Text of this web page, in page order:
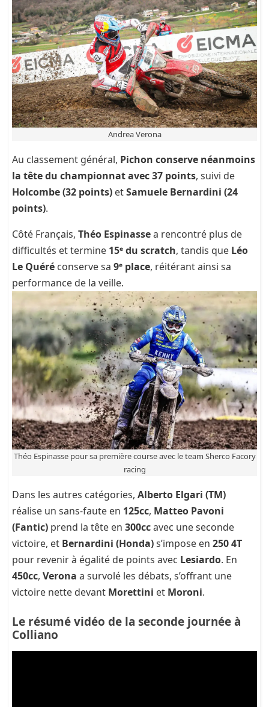
Andrea Verona
Au classement général, Pichon conserve néanmoins
la tête du championnat avec 37 points, suivi de
Holcombe (32 points) etSamuele Bernardini (24
points).
Côté Français, Théo Espinassea rencontré plus de
difficultés et termine 15ᵉ du scratch, tandis que Léo
Le Quéré conserve sa 9ᵉ place, réitérant ainsi sa
performance de la veille.
Théo Espinasse pour sa première course avec le team Sherco Facory
racing
Dans les autres catégories, Alberto Elgari (TM)
réalise un sans-faute en 125cc, Matteo Pavoni
(Fantic) prend la tête en 300ccavec une seconde
victoire, et Bernardini (Honda)s’impose en 250 4T
pour revenir à égalité de points avec Lesiardo. En
450cc, Verona a survolé les débats, s’offrant une
victoire nette devant Morettini et Moroni.
Le résumé vidéo de la seconde journée à
Colliano